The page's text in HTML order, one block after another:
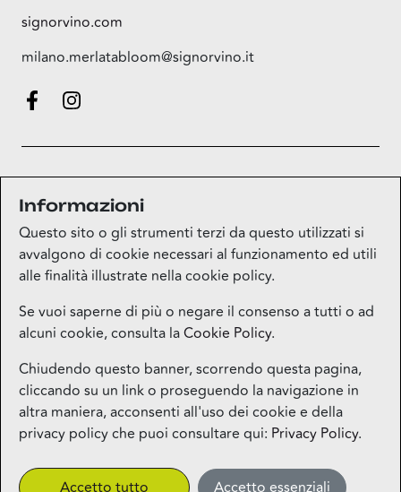
signorvino.com
milano.merlatabloom@signorvino.it
mappa
Informazioni
Questo sito o gli strumenti terzi da questo utilizzati si
avvalgono di cookie necessari al funzionamento ed utili
alle finalità illustrate nella cookie policy.
Se vuoi saperne di più o negare il consenso a tutti o ad
alcuni cookie, consulta laCookie Policy.
Chiudendo questo banner, scorrendo questa pagina,
cliccando su un link o proseguendo la navigazione in
altra maniera, acconsenti all'uso dei cookie e della
privacy policy che puoi consultare qui: Privacy Policy.
Accetto tutto Accetto essenziali
Contatti